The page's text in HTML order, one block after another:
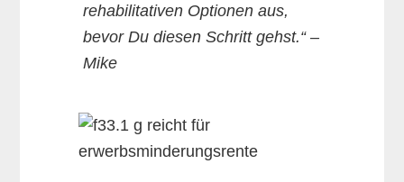
rehabilitativen Optionen aus,
bevor Du diesen Schritt gehst.“ –
Mike